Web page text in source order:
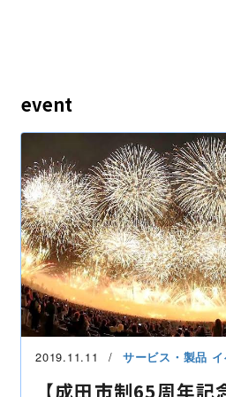
event
2019.11.11 サービス・製品
【成田市制65周年